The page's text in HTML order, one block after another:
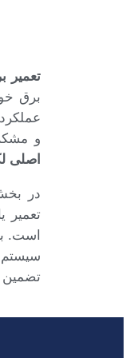
برق
و
اصلی
در
تعمیر
است.
سیستم
تضمین